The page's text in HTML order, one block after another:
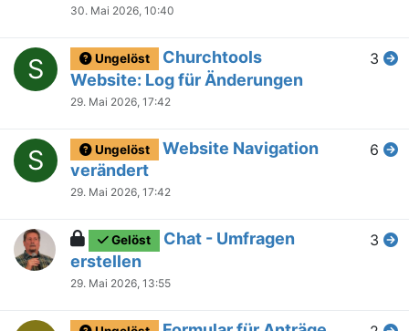
30. Mai 2026, 10:40
S Ungelöst
Churchtools
Website: Log für Änderungen
29. Mai 2026, 17:42
3
S Ungelöst
Website Navigation
verändert
29. Mai 2026, 17:42
6
Gelöst
Chat - Umfragen
erstellen
29. Mai 2026, 13:55
3